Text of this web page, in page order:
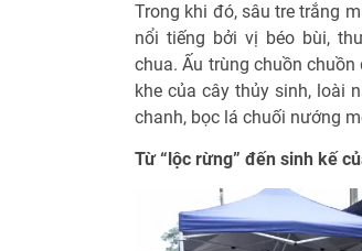
Trong khi đó, sâu tre trắng
nổi tiếng bởi vị béo bùi,
chua. Ấu trùng chuồn
khe của cây thủy sinh, loài
chanh, bọc lá chuối nướng
Từ “lộc rừng” đến sinh kế